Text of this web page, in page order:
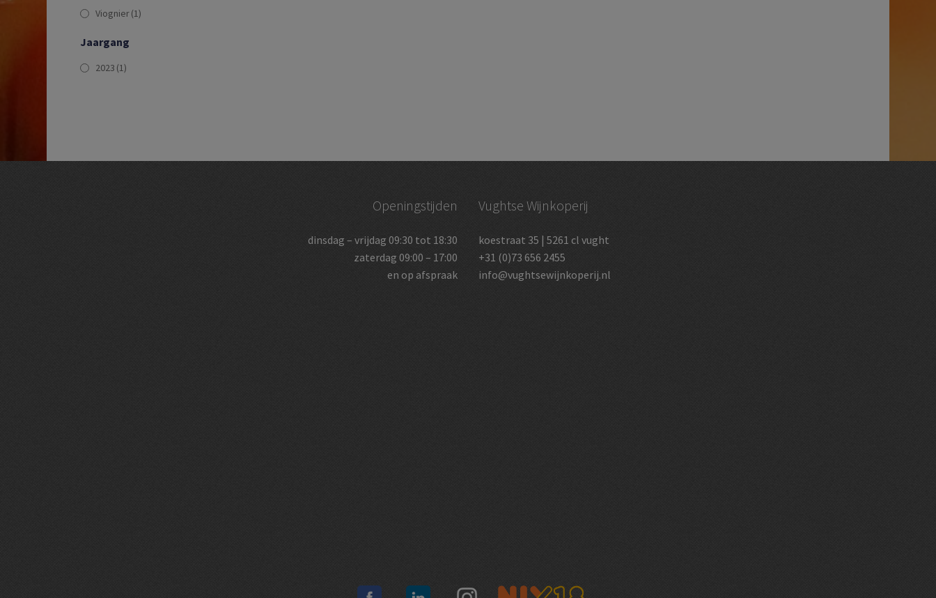
Viognier(1)
Jaargang
2023 (1)
Openingstijden
dinsdag – vrijdag 09:30 tot 18:30
zaterdag 09:00 – 17:00
en op afspraak
Vughtse Wijnkoperij
koestraat 35 | 5261 cl vught
+31 (0)73 656 2455
info@vughtsewijnkoperij.nl